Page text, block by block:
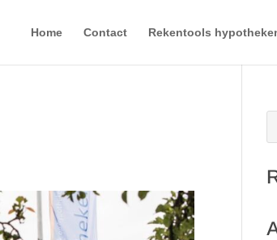
Home Contact Rekentools